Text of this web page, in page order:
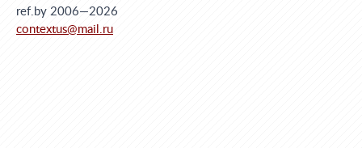
ref.by 2006—2026
contextus@mail.ru